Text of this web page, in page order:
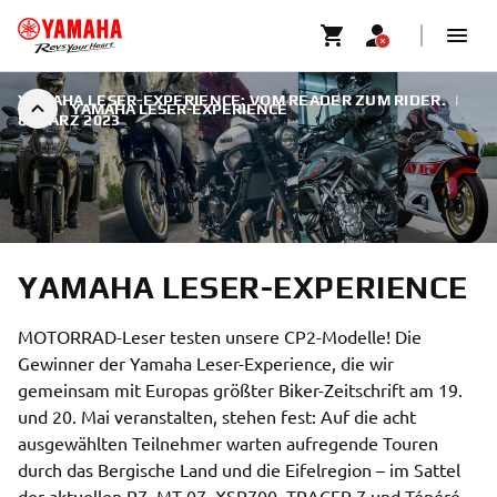
YAMAHA LESER-EXPERIENCE
YAMAHA LESER-EXPERIENCE: VOM READER ZUM RIDER. |
8. MÄRZ 2023
YAMAHA LESER-EXPERIENCE
MOTORRAD-Leser testen unsere CP2-Modelle! Die
Gewinner der Yamaha Leser-Experience, die wir
gemeinsam mit Europas größter Biker-Zeitschrift am 19.
und 20. Mai veranstalten, stehen fest: Auf die acht
ausgewählten Teilnehmer warten aufregende Touren
durch das Bergische Land und die Eifelregion – im Sattel